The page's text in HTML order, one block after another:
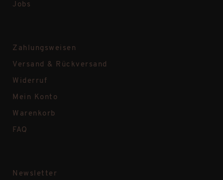
Jobs
Zahlungsweisen
Versand & Rückversand
Widerruf
Mein Konto
Warenkorb
FAQ
Newsletter